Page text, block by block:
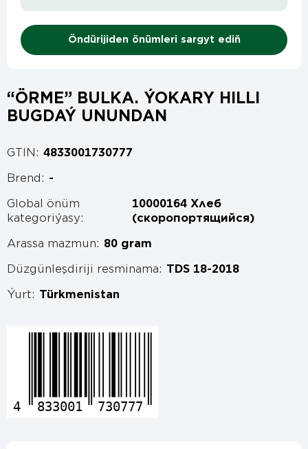
Öndürijiden önümleri sargyt ediň
“ÖRME” BULKA. ÝOKARY HILLI
BUGDAÝ UNUNDAN
GTIN: 4833001730777
Brend: -
Global önüm
kategoriýasy:
10000164 Хлеб
(скоропортящийся)
Arassa mazmun: 80 gram
Düzgünleşdiriji resminama: TDS 18-2018
Ýurt: Türkmenistan
4 833001 730777